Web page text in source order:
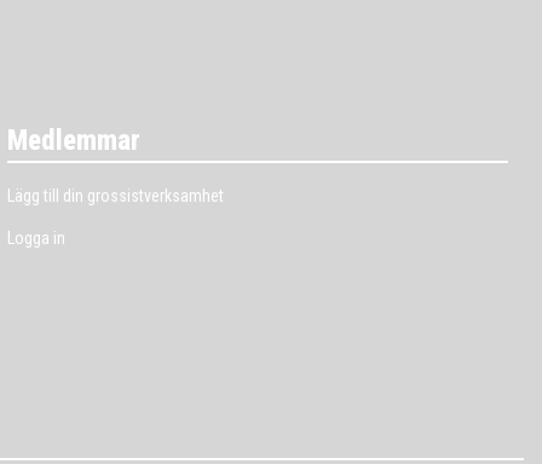
Medlemmar
Lägg till din grossistverksamhet
Logga in